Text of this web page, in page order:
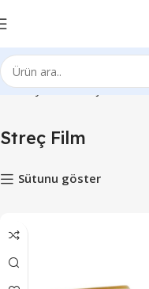
Ana Sayfa Ambalaj Ürünleri
Streç Film
Sütunu göster